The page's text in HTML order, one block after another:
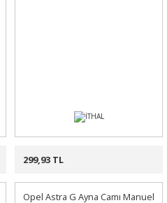
299,93 TL
Opel Astra G Ayna Camı Manuel